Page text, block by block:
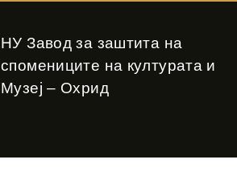
НУ Завод за заштита на
спомениците на културата и
Музеј – Охрид